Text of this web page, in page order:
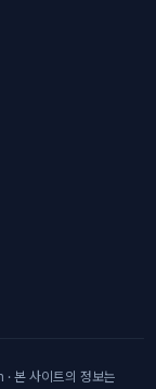
본 사이트의 정보는